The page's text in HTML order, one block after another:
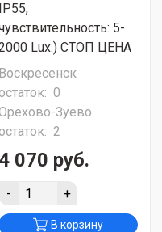
IP55,
5-
Lux.) СТОП ЦЕНА
Воскресенск
0
Зуево
2
4 070 руб.
- +
В корзину